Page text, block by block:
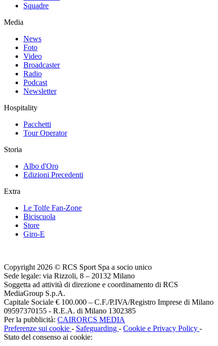
Squadre
Media
News
Foto
Video
Broadcaster
Radio
Podcast
Newsletter
Hospitality
Pacchetti
Tour Operator
Storia
Albo d'Oro
Edizioni Precedenti
Extra
Le Tolfe Fan-Zone
Biciscuola
Store
Giro-E
Copyright 2026 © RCS Sport Spa a socio unico
Sede legale: via Rizzoli, 8 – 20132 Milano
Soggetta ad attività di direzione e coordinamento di RCS
MediaGroup S.p.A.
Capitale Sociale € 100.000 – C.F./P.IVA/Registro Imprese di Milano
09597370155 - R.E.A. di Milano 1302385
Per la pubblicità: CAIRORCS MEDIA
Preferenze sui cookie - Safeguarding - Cookie e Privacy Policy -
Stato del consenso ai cookie: